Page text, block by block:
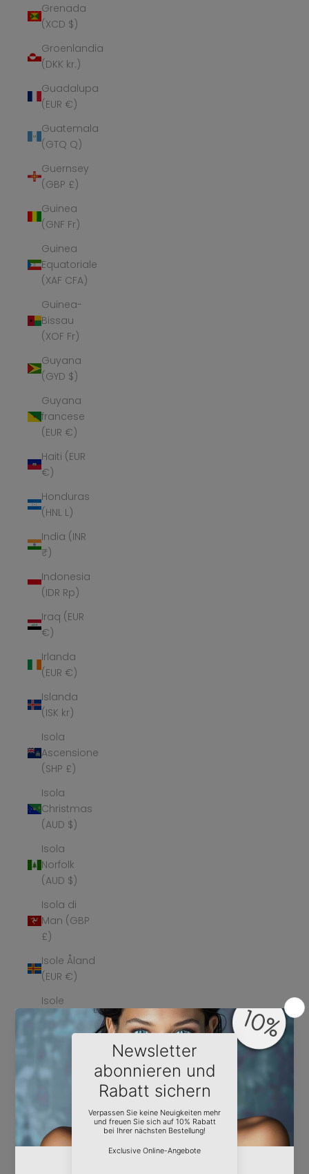
Grenada
(XCD $)
Groenlandia
(DKK kr.)
Guadalupa
(EUR €)
Guatemala
(GTQ Q)
Guernsey
(GBP £)
Guinea
(GNF Fr)
Guinea
Equatoriale
(XAF CFA)
Guinea-
Bissau
(XOF Fr)
Guyana
(GYD $)
Guyana
francese
(EUR €)
Haiti (EUR
€)
Honduras
(HNL L)
India (INR
₹)
Indonesia
(IDR Rp)
Iraq (EUR
€)
Irlanda
(EUR €)
Islanda
(ISK kr)
Isola
Ascensione
(SHP £)
Isola
Christmas
(AUD $)
Isola
Norfolk
(AUD $)
Isola di
Man (GBP
£)
Isole Åland
(EUR €)
Isole
Cayman
(KYD $)
Cocos
Isole Cook
(NZD $)